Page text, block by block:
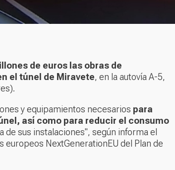
de euros las obras de
el túnel de Miravete, en la autovía A-5,
y equipamientos necesarios para
así como para reducir el consumo
sus instalaciones", según informa el
NextGenerationEU del Plan de